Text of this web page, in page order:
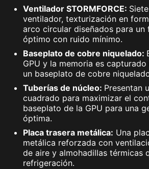
Ventilador STORMFORCE:
ventilador, texturización en
arco circular diseñados para un
óptimo con ruido mínimo.
Baseplato de cobre niquelado:
GPU y la memoria es
un baseplato de cobre
Tuberías de núcleo: Presentan
cuadrado para maximizar el
baseplato de la GPU para una
óptima.
Placa trasera metálica: Una
metálica reforzada con
de aire y almohadillas térmicas
refrigeración.